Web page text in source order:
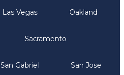
Las Vegas Oakland
Sacramento
San Gabriel San Jose